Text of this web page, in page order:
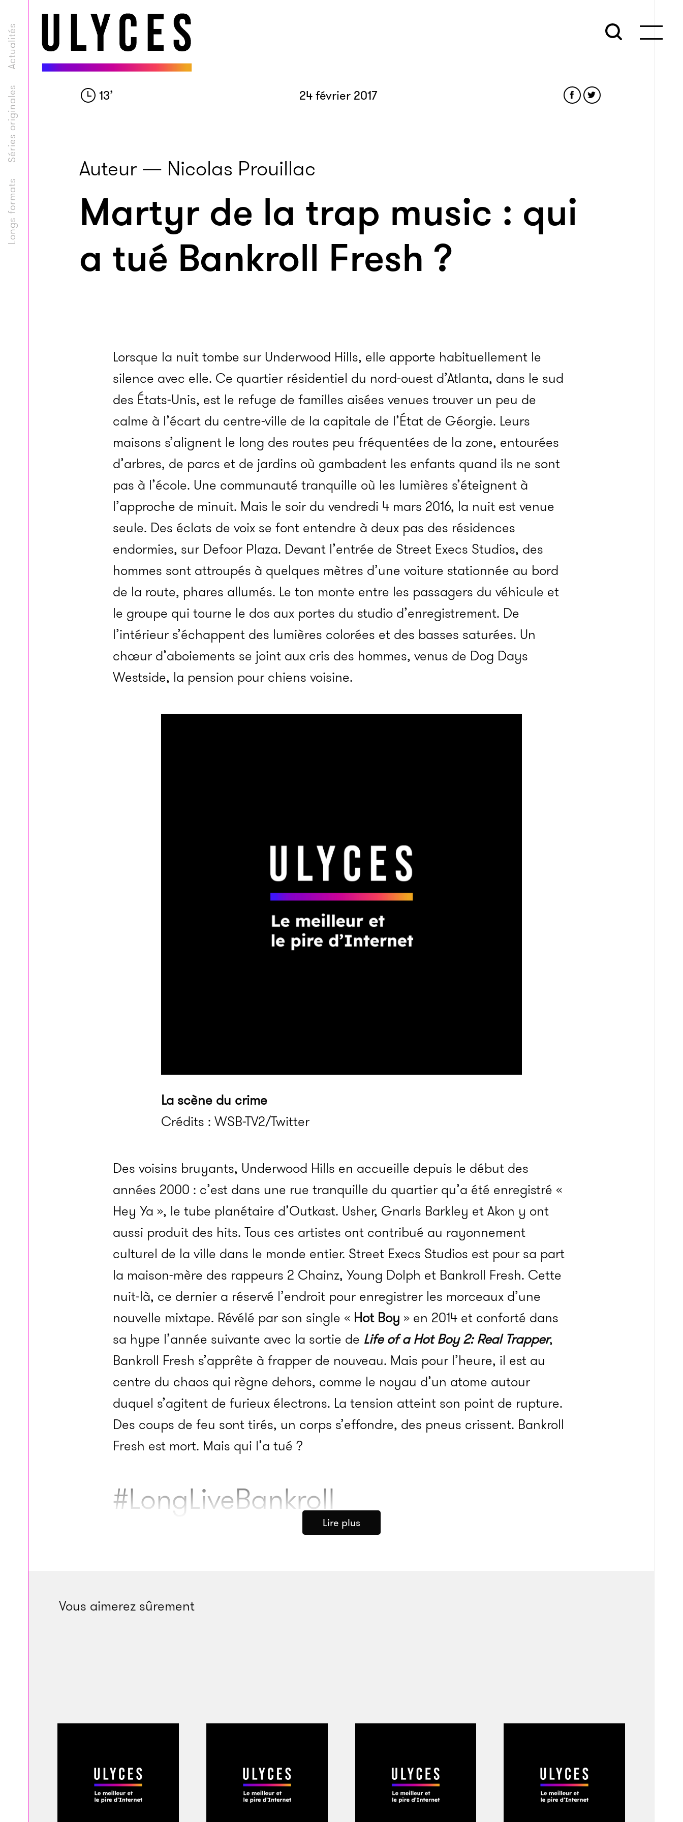
Longs formats
Séries originales
Actualités
13’ 24 février 2017
Auteur — Nicolas Prouillac
Martyr de la trap music : qui
a tué Bankroll Fresh ?
Lorsque la nuit tombe sur Underwood Hills, elle apporte habituellement le
silence avec elle. Ce quartier résidentiel du nord-ouest d’Atlanta, dans le sud
des États-Unis, est le refuge de familles aisées venues trouver un peu de
calme à l’écart du centre-ville de la capitale de l’État de Géorgie. Leurs
maisons s’alignent le long des routes peu fréquentées de la zone, entourées
d’arbres, de parcs et de jardins où gambadent les enfants quand ils ne sont
pas à l’école. Une communauté tranquille où les lumières s’éteignent à
l’approche de minuit. Mais le soir du vendredi 4 mars 2016, la nuit est venue
seule. Des éclats de voix se font entendre à deux pas des résidences
endormies, sur Defoor Plaza. Devant l’entrée de Street Execs Studios, des
hommes sont attroupés à quelques mètres d’une voiture stationnée au bord
de la route, phares allumés. Le ton monte entre les passagers du véhicule et
le groupe qui tourne le dos aux portes du studio d’enregistrement. De
l’intérieur s’échappent des lumières colorées et des basses saturées. Un
chœur d’aboiements se joint aux cris des hommes, venus de Dog Days
Westside, la pension pour chiens voisine.
La scène du crime
Crédits : WSB-TV2/Twitter
Des voisins bruyants, Underwood Hills en accueille depuis le début des
années 2000 : c’est dans une rue tranquille du quartier qu’a été enregistré «
Hey Ya », le tube planétaire d’Outkast. Usher, Gnarls Barkley et Akon y ont
aussi produit des hits. Tous ces artistes ont contribué au rayonnement
culturel de la ville dans le monde entier. Street Execs Studios est pour sa part
la maison-mère des rappeurs 2 Chainz, Young Dolph et Bankroll Fresh. Cette
nuit-là, ce dernier a réservé l’endroit pour enregistrer les morceaux d’une
nouvelle mixtape. Révélé par son single « Hot Boy » en 2014 et conforté dans
sa hype l’année suivante avec la sortie de Life of a Hot Boy 2: Real Trapper,
Bankroll Fresh s’apprête à frapper de nouveau. Mais pour l’heure, il est au
centre du chaos qui règne dehors, comme le noyau d’un atome autour
duquel s’agitent de furieux électrons. La tension atteint son point de rupture.
Des coups de feu sont tirés, un corps s’effondre, des pneus crissent. Bankroll
Fresh est mort. Mais qui l’a tué ?
#LongLiveBankroll
toujours, je suis sous le choc pour l’instant !
des morceaux toute la nuit et où tu restais dormir sur le canapé, parce que tu
me souviendrai toujours de ton amour et de ton soutien.» Des centaines de
messages de condoléances répondent à ces hommages. Ses fans ne veulent
pas croire à sa disparition. Quelques semaines plus tard, son nom s’étale en
Lire plus
Vous aimerez sûrement